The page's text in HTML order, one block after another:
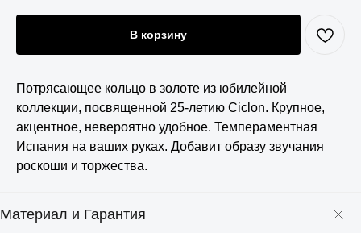
В корзину
Потрясающее кольцо в золоте из юбилейной
коллекции, посвященной 25-летию Ciclon. Крупное,
акцентное, невероятно удобное. Темпераментная
Испания на ваших руках. Добавит образу звучания
роскоши и торжества.
Материал и Гарантия